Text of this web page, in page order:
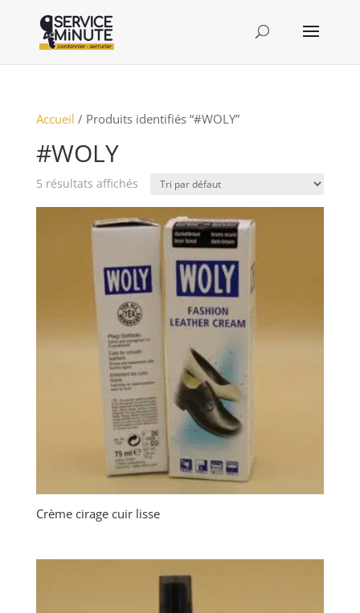
Accueil / Produits identifiés “#WOLY”
#WOLY
5 résultats affichés
Crème cirage cuir lisse